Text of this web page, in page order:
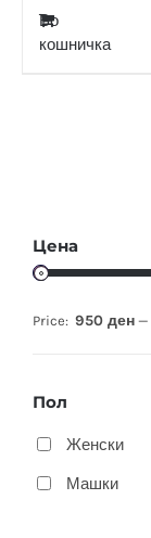
Во
кошничка
Цена
Price: 950 ден —
Пол
Женски
Машки